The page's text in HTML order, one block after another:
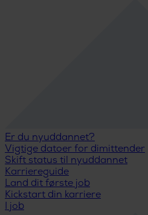
Er du nyuddannet?
Vigtige datoer for dimittender
Skift status til nyuddannet
Karriereguide
Land dit første job
Kickstart din karriere
I job